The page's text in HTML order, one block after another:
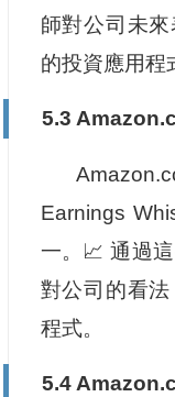
師對公司未
的投資應用程
5.3
Earnings
一。📈 通過
對公司的看
程式。
5.4